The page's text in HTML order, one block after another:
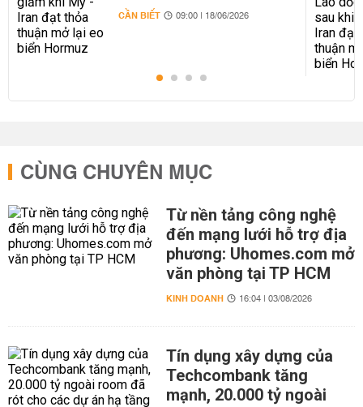
biển Hormuz
CẦN BIẾT 09:00 | 18/06/2026
CÙNG CHUYÊN MỤC
Từ nền tảng công nghệ
đến mạng lưới hỗ trợ địa
phương: Uhomes.com mở
văn phòng tại TP HCM
KINH DOANH 16:04 | 03/08/2026
Tín dụng xây dựng của
Techcombank tăng
mạnh, 20.000 tỷ ngoài